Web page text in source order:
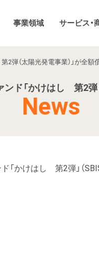
事業領域 サービス・
弾（太陽光発電事業）」が全額
ド「かけはし 第2弾
News
かけはし 第2弾」（